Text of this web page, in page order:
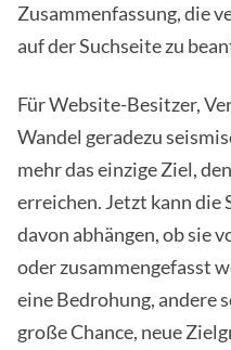
Zusammenfassung, die
auf der Suchseite zu
Für Website-Besitzer,
Wandel geradezu
mehr das einzige Ziel,
erreichen. Jetzt kann
davon abhängen, ob sie
oder zusammengefasst
eine Bedrohung, andere
große Chance, neue